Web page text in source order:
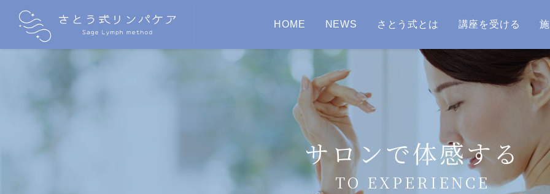
HOME NEWS さとう式とは 講座を受ける
サロンで体感する
TO EXPERIENCE